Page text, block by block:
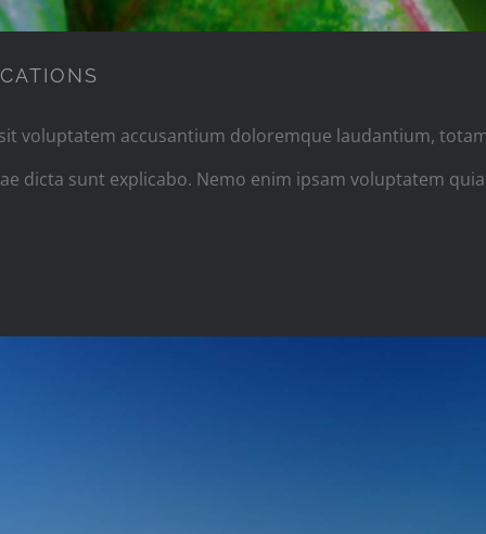
voluptatem accusantium doloremque laudantium,
dicta sunt explicabo. Nemo enim ipsam voluptatem